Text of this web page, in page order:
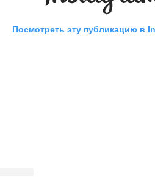
Посмотреть эту публикацию в